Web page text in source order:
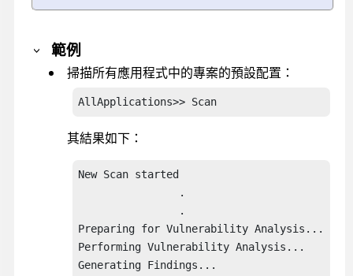
範例
掃描所有應用程式中的專案的預設配置：
AllApplications>> Scan
其結果如下：
New Scan started
Preparing for Vulnerability Analysis...
Performing Vulnerability Analysis...
Generating Findings...